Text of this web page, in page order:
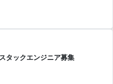
遂行できる環境 ・最新技術スタ
スで自由な時間管理が可能 ・業
タックエンジニア募集